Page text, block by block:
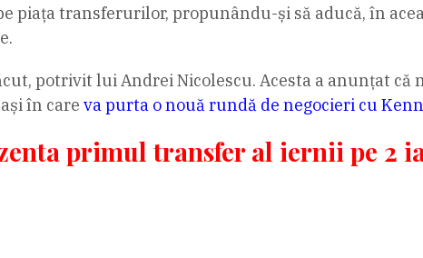
piața transferurilor, propunându-și să aducă, în
potrivit lui Andrei Nicolescu. Acesta a anunțat
în care va purta o nouă rundă de negocieri cu
primul transfer al iernii pe 2